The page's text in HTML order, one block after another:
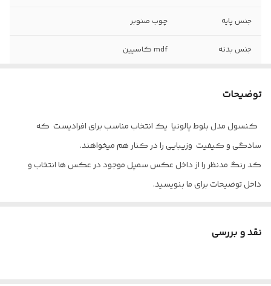
جنس پایه چوب صنوبر
جنس بدنه mdf کاسپین
توضیحات
کنسول مدل بلوط پالونیا یک انتخاب مناسب برای افرادیست که
سادگی و کیفیت وزیبایی را در کنار هم میخواهند.
کد رنگ مدنظر را از داخل عکس سمپل موجود در عکس ها انتخاب و
داخل توضیحات برای ما بنویسید.
نقد و بررسی